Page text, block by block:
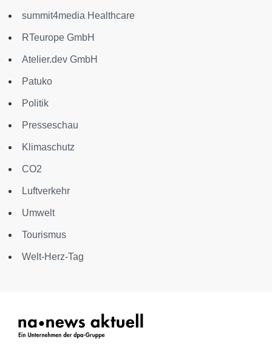
summit4media Healthcare
RTeurope GmbH
Atelier.dev GmbH
Patuko
Politik
Presseschau
Klimaschutz
CO2
Luftverkehr
Umwelt
Tourismus
Welt-Herz-Tag